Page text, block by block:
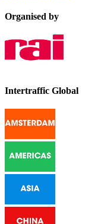
Organised by
Intertraffic Global